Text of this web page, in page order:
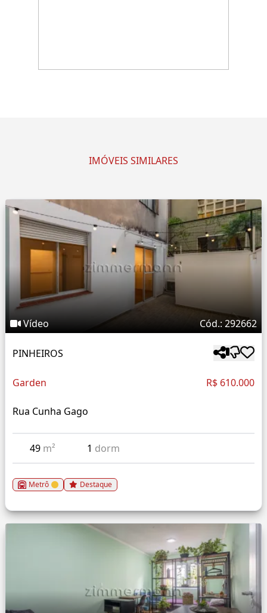
IMÓVEIS SIMILARES
Vídeo Cód.: 292662
PINHEIROS
Garden R$ 610.000
Rua Cunha Gago
49 m² 1 dorm
Metrô Destaque